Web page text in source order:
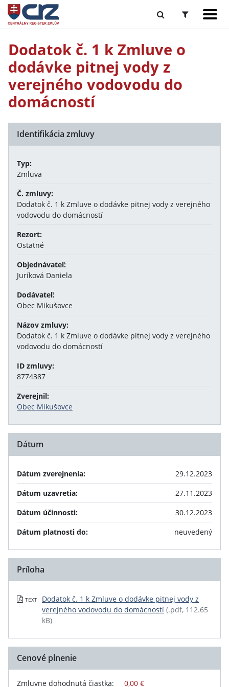
Dodatok č. 1 k Zmluve o
dodávke pitnej vody z
verejného vodovodu do
domácností
Identifikácia zmluvy
Typ:
Zmluva
Č. zmluvy:
Dodatok č. 1 k Zmluve o dodávke pitnej vody z verejného
vodovodu do domácností
Rezort:
Ostatné
Objednávateľ:
Juríková Daniela
Dodávateľ:
Obec Mikušovce
Názov zmluvy:
Dodatok č. 1 k Zmluve o dodávke pitnej vody z verejného
vodovodu do domácností
ID zmluvy:
8774387
Zverejnil:
Obec Mikušovce
Dátum
Dátum zverejnenia:
29.12.2023
Dátum uzavretia:
27.11.2023
Dátum účinnosti:
30.12.2023
Dátum platnosti do:
neuvedený
Príloha
TEXT
Dodatok č. 1 k Zmluve o dodávke pitnej vody z
verejného vodovodu do domácností (.pdf, 112.65
kB)
Cenové plnenie
Zmluvne dohodnutá čiastka: 0,00 €